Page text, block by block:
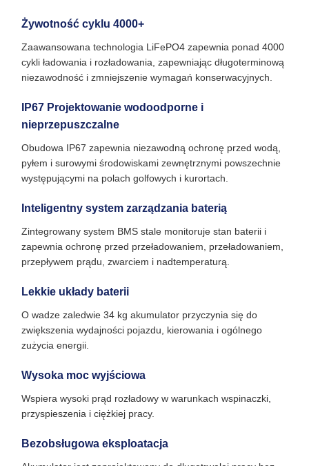
Żywotność cyklu 4000+
Zaawansowana technologia LiFePO4 zapewnia ponad 4000
cykli ładowania i rozładowania, zapewniając długoterminową
niezawodność i zmniejszenie wymagań konserwacyjnych.
IP67 Projektowanie wodoodporne i
nieprzepuszczalne
Obudowa IP67 zapewnia niezawodną ochronę przed wodą,
pyłem i surowymi środowiskami zewnętrznymi powszechnie
występującymi na polach golfowych i kurortach.
Inteligentny system zarządzania baterią
Zintegrowany system BMS stale monitoruje stan baterii i
zapewnia ochronę przed przeładowaniem, przeładowaniem,
przepływem prądu, zwarciem i nadtemperaturą.
Lekkie układy baterii
O wadze zaledwie 34 kg akumulator przyczynia się do
zwiększenia wydajności pojazdu, kierowania i ogólnego
zużycia energii.
Wysoka moc wyjściowa
Wspiera wysoki prąd rozładowy w warunkach wspinaczki,
przyspieszenia i ciężkiej pracy.
Bezobsługowa eksploatacja